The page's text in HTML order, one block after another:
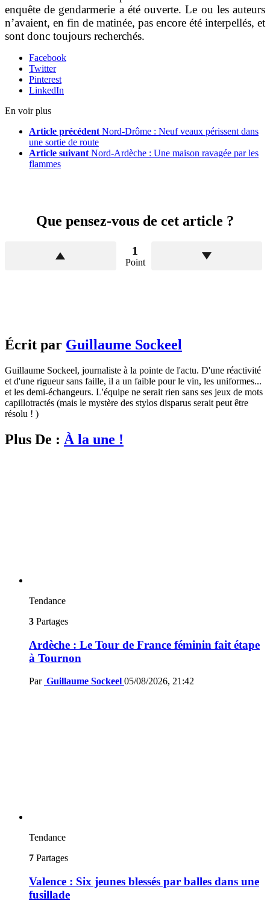
enquête de gendarmerie a été ouverte. Le ou les auteurs
n’avaient, en fin de matinée, pas encore été interpellés, et
sont donc toujours recherchés.
Facebook
Twitter
Pinterest
LinkedIn
En voir plus
Article précédent Nord-Drôme : Neuf veaux périssent dans
une sortie de route
Article suivant Nord-Ardèche : Une maison ravagée par les
flammes
Que pensez-vous de cet article ?
1
Point
Écrit par Guillaume Sockeel
Guillaume Sockeel, journaliste à la pointe de l'actu. D'une réactivité
et d'une rigueur sans faille, il a un faible pour le vin, les uniformes...
et les demi-échangeurs. L'équipe ne serait rien sans ses jeux de mots
capillotractés (mais le mystère des stylos disparus serait peut être
résolu ! )
Plus De : À la une !
Tendance
3 Partages
Ardèche : Le Tour de France féminin fait étape
à Tournon
Par Guillaume Sockeel 05/08/2026, 21:42
Tendance
7 Partages
Valence : Six jeunes blessés par balles dans une
fusillade